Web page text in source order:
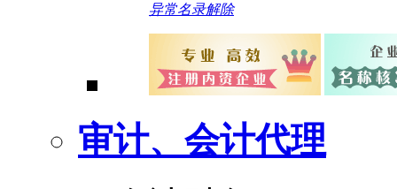
异常名录解除
审计、会计代理